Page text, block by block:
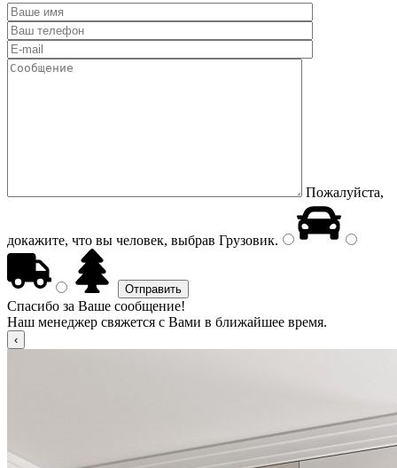
Пожалуйста,
докажите, что вы человек, выбрав Грузовик.
Спасибо за Ваше сообщение!
Наш менеджер свяжется с Вами в ближайшее время.